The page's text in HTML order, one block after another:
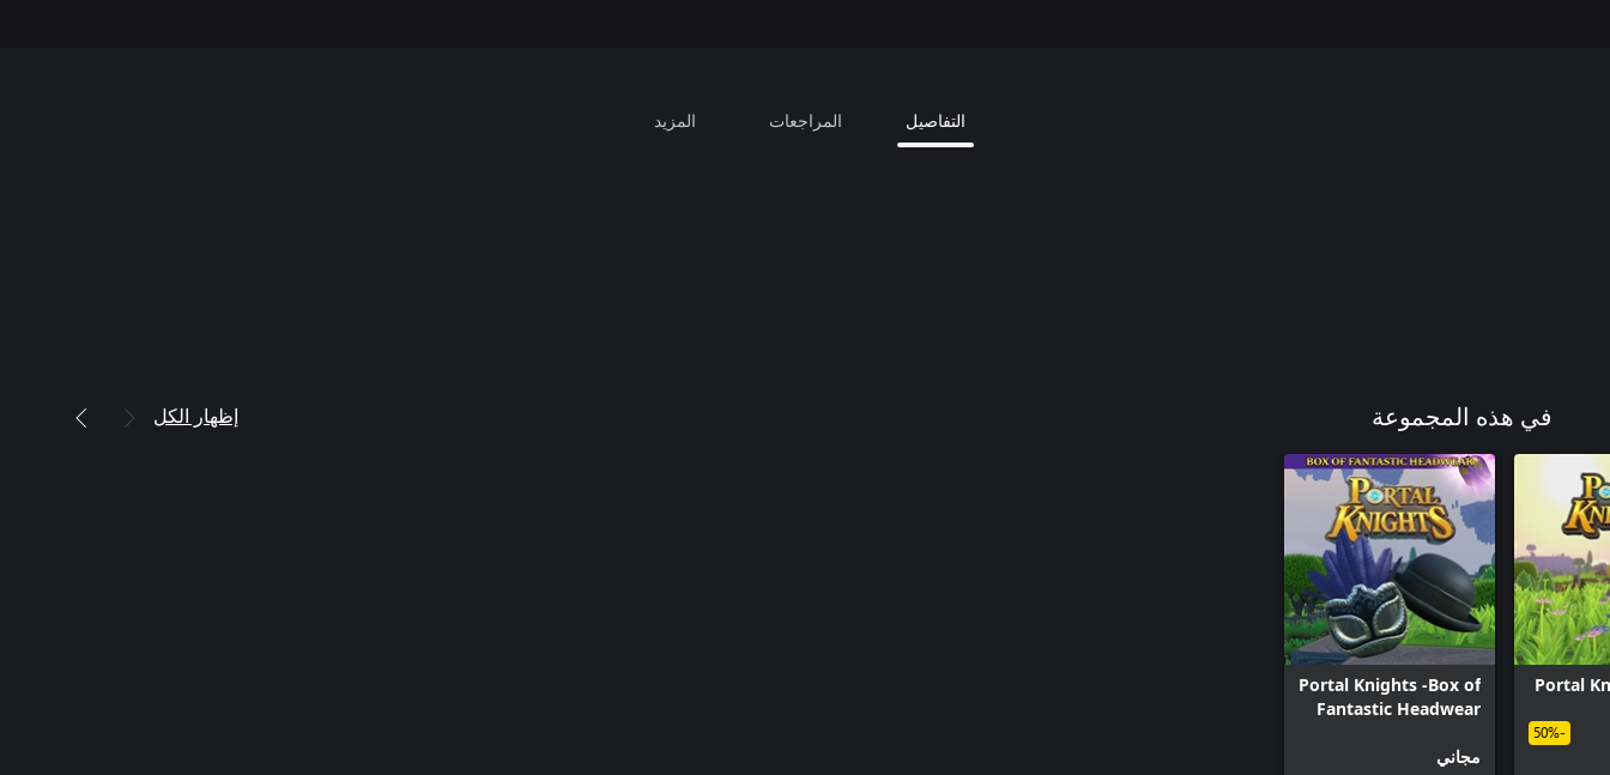
التفاصيل المراجعات المزيد
في هذه المجموعة إظهار الكل
Portal
-50%
Portal Knights -Box of
Fantastic Headwear
مجاني